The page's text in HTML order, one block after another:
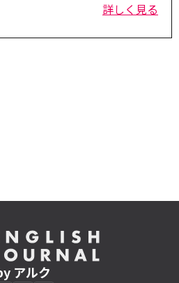
詳しく見る
アルク